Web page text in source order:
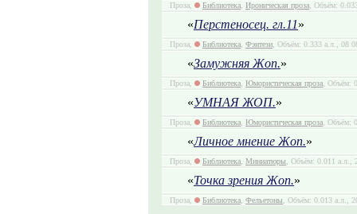
Проза, Библиотека, Ироническая проза, Объём:
«Перстеносец. гл.11»
Проза, Библиотека, Фэнтези, Объём: 0.333 а.л., 08
«Замужняя Жоп.»
Проза, Библиотека, Юмористическая проза, Объём:
«УМНАЯ ЖОП.»
Проза, Библиотека, Юмористическая проза, Объём:
«Личное мнение Жоп.»
Проза, Библиотека, Миниатюры, Объём: 0.011 а.л.,
«Точка зрения Жоп.»
Проза, Библиотека, Фельетоны, Объём: 0.013 а.л.,